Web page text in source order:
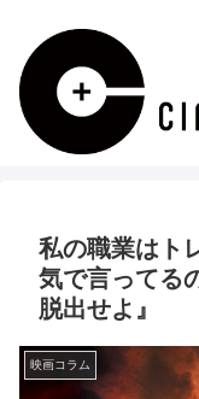
私の職業はト
気で言ってる
脱出せよ』
映画コラム